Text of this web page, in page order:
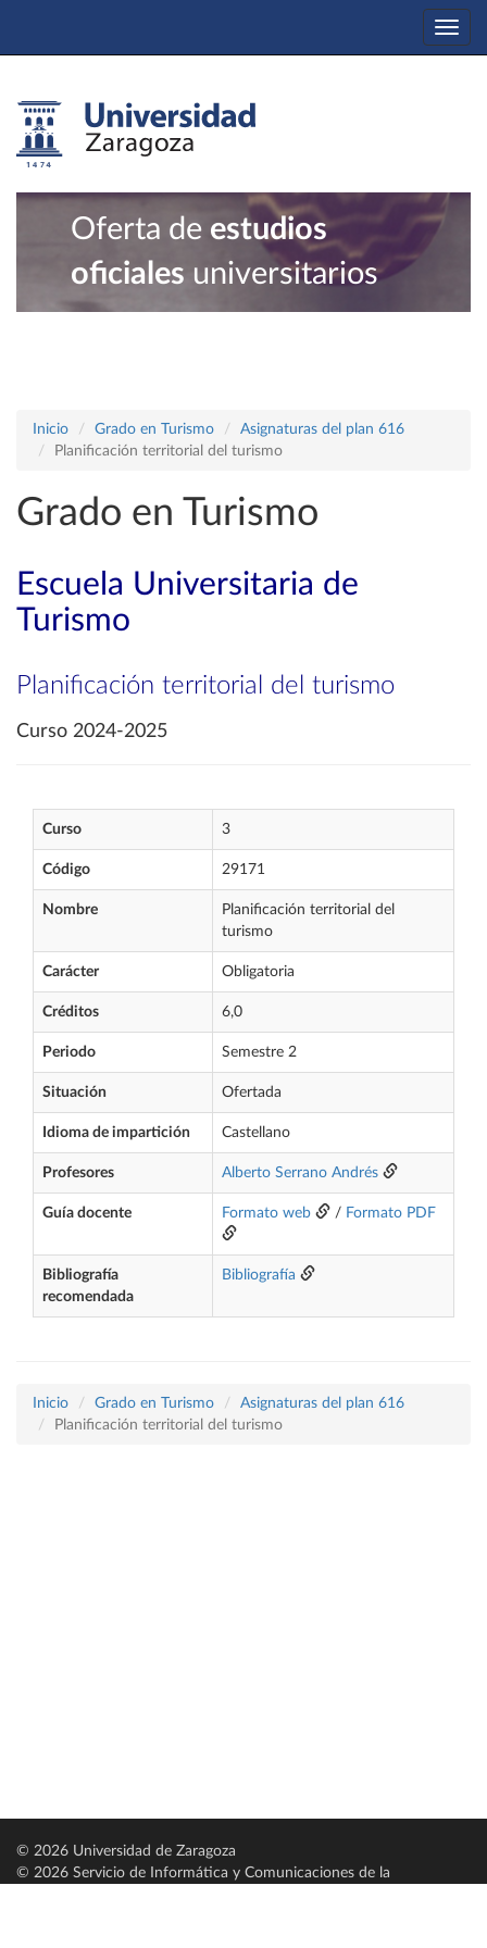
Oferta de estudios
oficiales universitarios
Inicio Grado en Turismo
Asignaturas del plan 616
Planificación territorial del turismo
Grado en Turismo
Escuela Universitaria de
Turismo
Planificación territorial del turismo
Curso 2024-2025
Curso 3
Código 29171
Nombre
Planificación territorial del
turismo
Carácter Obligatoria
Créditos 6,0
Periodo Semestre 2
Situación Ofertada
Idioma de impartición Castellano
Profesores Alberto Serrano Andrés
Guía docente Formato web / Formato PDF
Bibliografía
recomendada
Bibliografía
Inicio Grado en Turismo
Asignaturas del plan 616
Planificación territorial del turismo
© 2026 Universidad de Zaragoza
© 2026 Servicio de Informática y Comunicaciones de la